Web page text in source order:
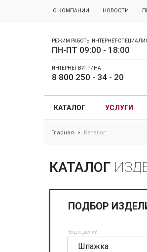
О КОМПАНИИ НОВОСТИ
РЕЖИМ РАБОТЫ ИНТЕРНЕТ-
ПН-ПТ 09:00 - 18:00
ИНТЕРНЕТ-ВИТРИНА
8 800 250 - 34 - 20
КАТАЛОГ УСЛУГИ
Главная > Каталог
КАТАЛОГ
ПОДБОР
Вид изделий:
Шпажка